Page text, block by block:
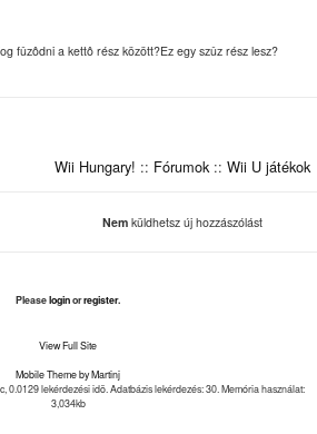
fûzôdni a kettô rész között?Ez egy szûz rész lesz?
Wii Hungary! :: Fórumok:: Wii U játékok
Nem küldhetsz új hozzászólást
Pleaseloginorregister.
View Full Site
Mobile Theme by Martinj
0.0129 lekérdezési idõ. Adatbázis lekérdezés: 30. Memória használat:
3,034kb